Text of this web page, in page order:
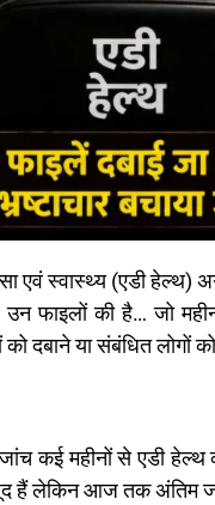
फाइलों की है… जो
दबाने या संबंधित लोगों
कई महीनों से एडी
हैं लेकिन आज तक अंतिम जांच